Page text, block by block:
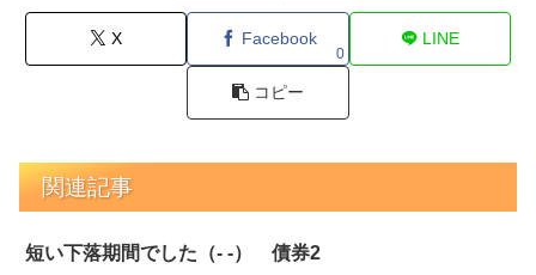
X Facebook
0
LINE
コピー
関連記事
短い下落期間でした（- -） 債券2